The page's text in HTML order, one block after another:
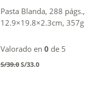
Pasta Blanda, 288 págs.,
12.9×19.8×2.3cm, 357g
Valorado en 0 de 5
S/39.0Original
S/33.0Current